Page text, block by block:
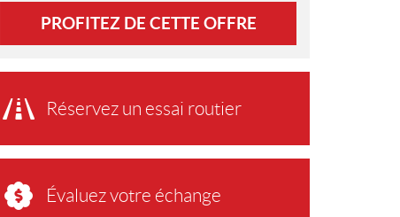
PROFITEZ DE CETTE OFFRE
Réservez un essai routier
Évaluez votre échange